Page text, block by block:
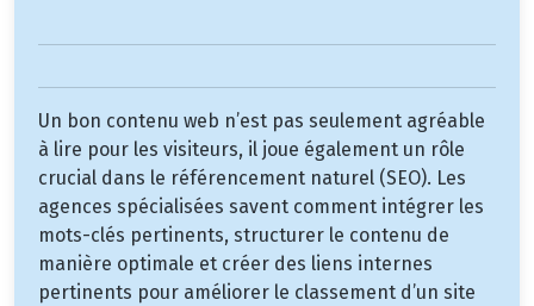
Un bon contenu web n’est pas seulement agréable
à lire pour les visiteurs, il joue également un rôle
crucial dans le référencement naturel (SEO). Les
agences spécialisées savent comment intégrer les
mots-clés pertinents, structurer le contenu de
manière optimale et créer des liens internes
pertinents pour améliorer le classement d’un site